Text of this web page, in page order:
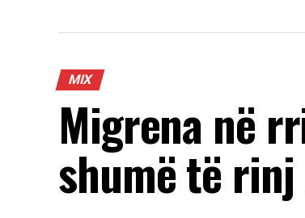
MIX
Migrena në
shumë të